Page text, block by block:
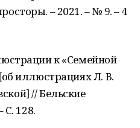
– 2021. – № 9. – 4
к «Семейной
иллюстрациях Л. В.
// Бельские
С. 128.